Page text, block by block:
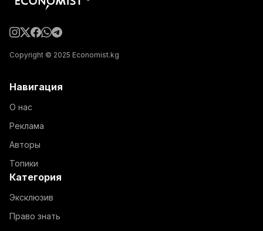
Copyright © 2025 Economist.kg
Навигация
О нас
Реклама
Авторы
Топики
Категория
Эксклюзив
Право знать